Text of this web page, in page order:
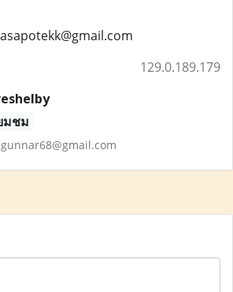
129.0.189.179
มชม